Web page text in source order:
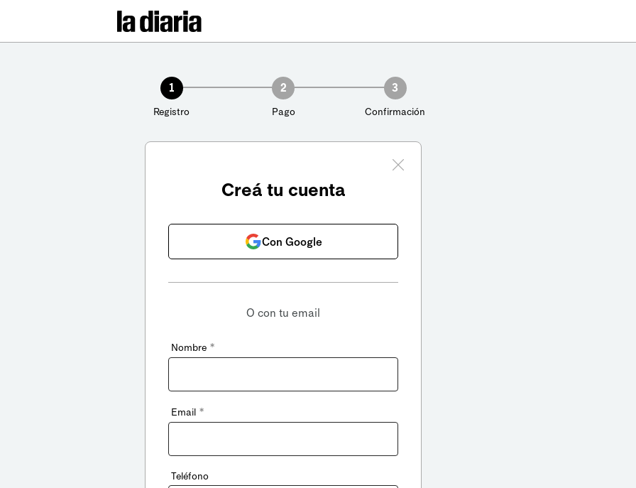
1
Registro
2
Pago
3
Confirmación
Creá tu cuenta
Con Google
O con tu email
Nombre *
Email *
Teléfono